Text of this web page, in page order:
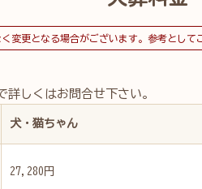
変更となる場合がございます。参考として
しくはお問合せ下さい。
犬・猫ちゃん
27,280円